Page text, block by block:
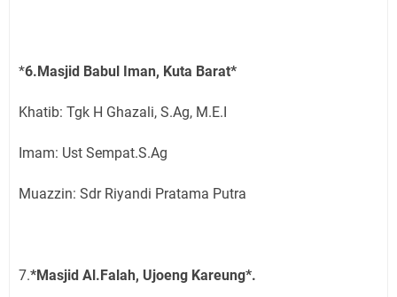
*6.Masjid Babul Iman, Kuta Barat*
Khatib: Tgk H Ghazali, S.Ag, M.E.I
Imam: Ust Sempat.S.Ag
Muazzin: Sdr Riyandi Pratama Putra
7.*Masjid Al.Falah, Ujoeng Kareung*.